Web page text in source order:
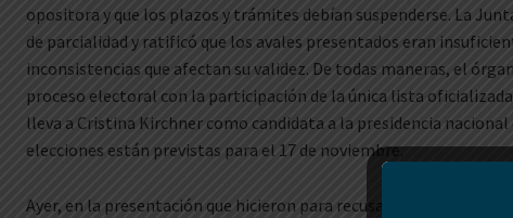
opositora y que los plazos y trámites debían suspenderse. La
de parcialidad y ratificó que los avales presentados eran
inconsistencias que afectan su validez. De todas maneras, el
proceso electoral con la participación de la única lista
lleva a Cristina Kirchner como candidata a la presidencia nacional
elecciones están previstas para el 17 de noviembre.
Ayer, en la presentación que hicieron para recusar a los miembros